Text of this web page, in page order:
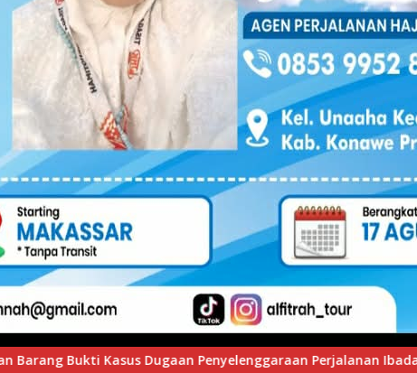
Perjalanan Ibadah Umrah Tanpa Izin ke Kejaksaan